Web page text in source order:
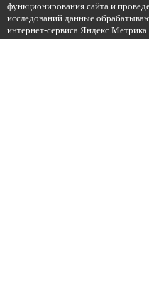
функционирования сайта и
исследований данные
интернет-сервиса Яндекс Метрика.